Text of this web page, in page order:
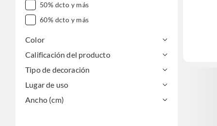
50% dcto y más
60% dcto y más
Color
Calificación del producto
Tipo de decoración
Lugar de uso
Ancho (cm)